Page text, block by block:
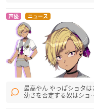
声優 ニュース
最高やん やっぱショタ
幼さを否定する奴はショ